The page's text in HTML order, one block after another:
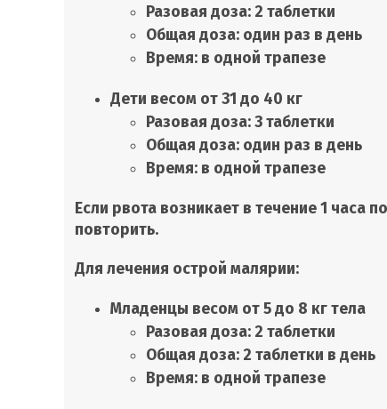
Разовая доза: 2 таблетки
Общая доза: один раз в день
Время: в одной трапезе
Дети весом от 31 до 40 кг
Разовая доза: 3 таблетки
Общая доза: один раз в день
Время: в одной трапезе
Если рвота возникает в течение 1 часа
повторить.
Для лечения острой малярии:
Младенцы весом от 5 до 8 кг тела
Разовая доза: 2 таблетки
Общая доза: 2 таблетки в день
Время: в одной трапезе